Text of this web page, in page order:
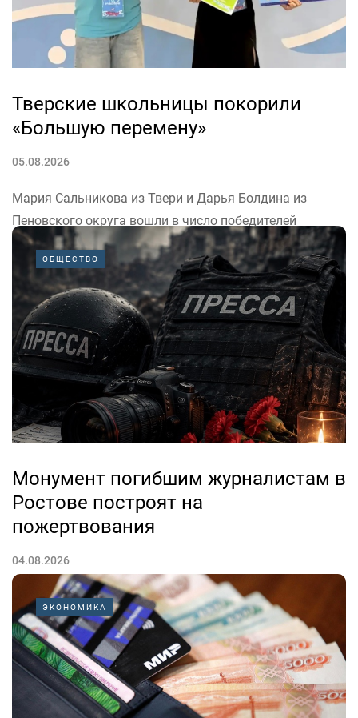
Тверские школьницы покорили
«Большую перемену»
05.08.2026
Мария Сальникова из Твери и Дарья Болдина из
Пеновского округа вошли в число победителей
всероссийского конкурса «Большая перемена»
Движения Первых. Об этом сообщил врио губернатора
Тверской области Виталий Королёв в канале в
«Максе».
«Наших школьниц и других финалистов конкурса в...
ОБЩЕСТВО
Монумент погибшим журналистам в
Ростове построят на
пожертвования
04.08.2026
Профессия журналиста на войне — это всегда выбор
между собственной безопасностью и правдой.
История донской журналистики знает немало имен
тех, кто не вернулся с полей и оставался верным
своему долгу до последнего вздоха. От Елены
Ширман, расстрелянной фашистами в 1942...
ЭКОНОМИКА